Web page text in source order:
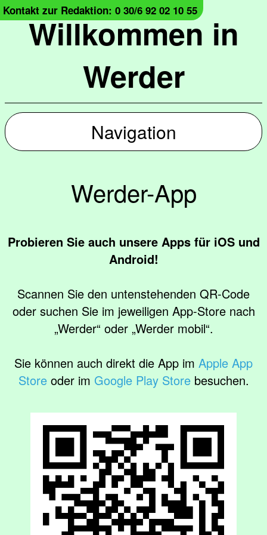
Willkommen in
Werder
Kontakt zur Redaktion: 0 30/6 92 02 10 55
Navigation
Werder-App
Probieren Sie auch unsere Apps für iOS und
Android!
Scannen Sie den untenstehenden QR-Code
oder suchen Sie im jeweiligen App-Store nach
„Werder“ oder „Werder mobil“.
Sie können auch direkt die App im Apple App
Storeoder im Google Play Storebesuchen.